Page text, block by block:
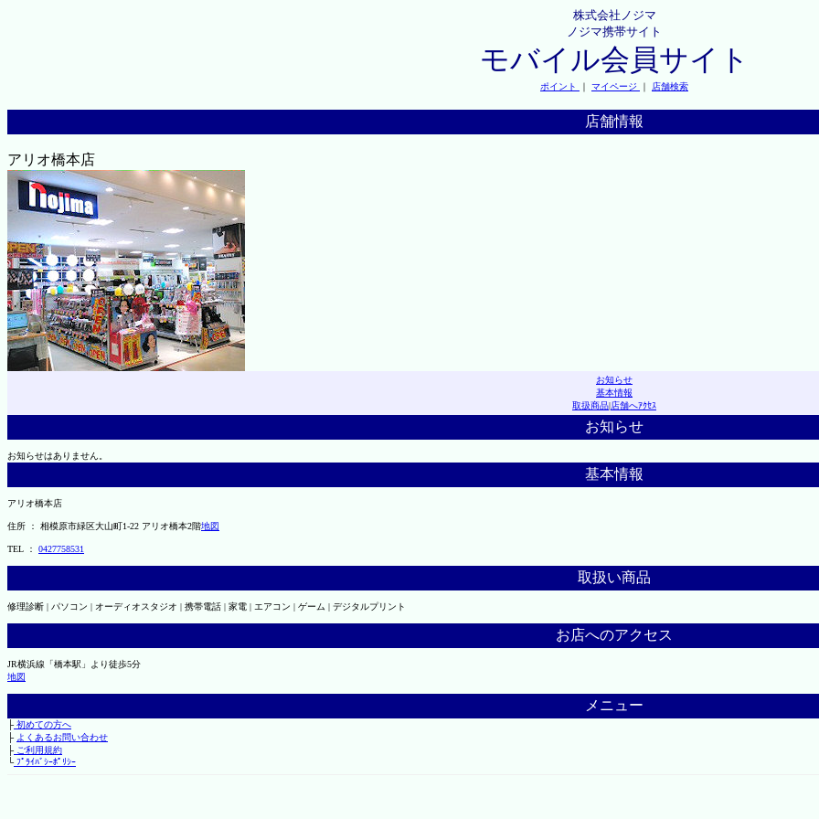
株式会社ノジマ
ノジマ携帯サイト
モバイル会員サイト
ポイント ｜ マイページ ｜ 店舗検索
店舗情報
アリオ橋本店
お知らせ
基本情報
取扱商品|店舗へｱｸｾｽ
お知らせ
お知らせはありません。
基本情報
アリオ橋本店
住所 ： 相模原市緑区大山町1-22 アリオ橋本2階地図
TEL ： 0427758531
取扱い商品
修理診断 | パソコン | オーディオスタジオ | 携帯電話 | 家電 | エアコン | ゲーム | デジタルプリント
お店へのアクセス
JR横浜線「橋本駅」より徒歩5分
地図
メニュー
├初めての方へ
├ よくあるお問い合わせ
├ご利用規約
└ﾌﾟﾗｲﾊﾞｼｰﾎﾟﾘｼｰ